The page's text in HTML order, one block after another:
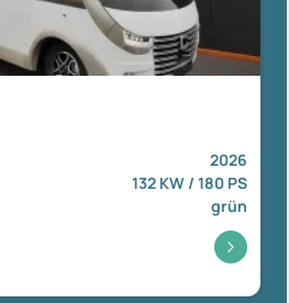
2026
132 KW / 180 PS
grün